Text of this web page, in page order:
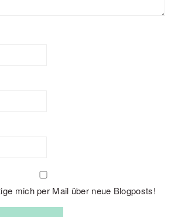
mich per Mail über neue Blogposts!